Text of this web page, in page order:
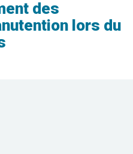
des
lors du